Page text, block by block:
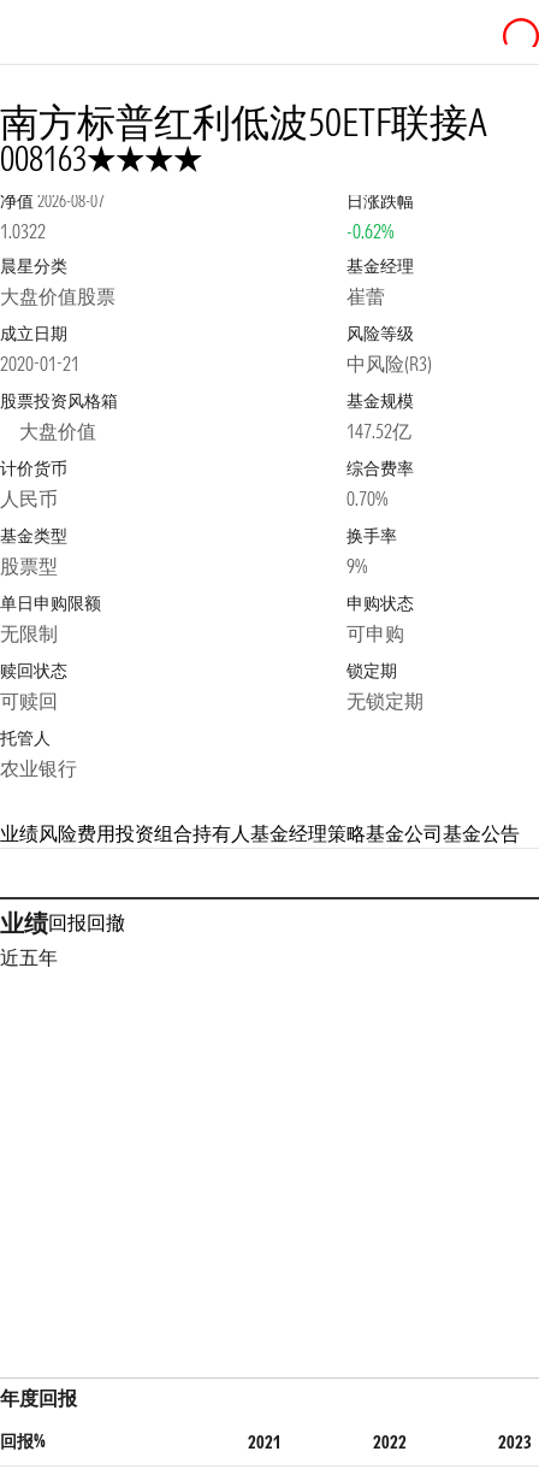
南方标普红利低波50ETF联接A
008163
4星
净值 2026-08-07
1.0322
日涨跌幅
-0.62%
晨星分类
大盘价值股票
基金经理
崔蕾
成立日期
2020-01-21
风险等级
中风险(R3)
股票投资风格箱
大盘价值
基金规模
147.52亿
计价货币
人民币
综合费率
0.70%
基金类型
股票型
换手率
9%
单日申购限额
无限制
申购状态
可申购
赎回状态
可赎回
锁定期
无锁定期
托管人
农业银行
业绩风险费用投资组合持有人基金经理策略基金公司基金公告
业绩回报回撤
近五年
年度回报
回报% 2021 2022
2023